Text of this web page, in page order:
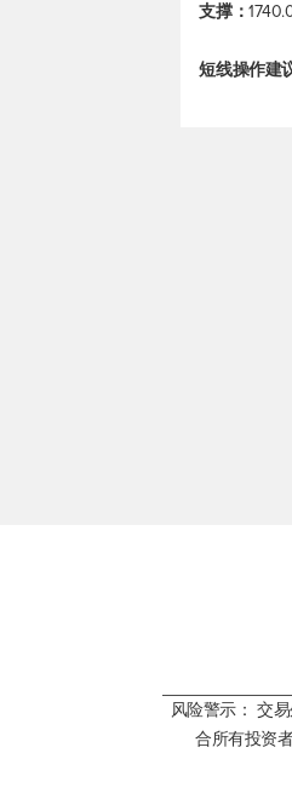
支撑：
短线操作建
风险警示： 交
合所有投资